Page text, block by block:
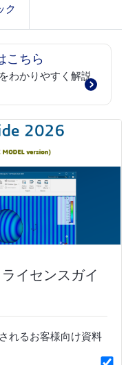
ク
こちら
わかりやすく解説
イセンスガイ
れるお客様向け資料